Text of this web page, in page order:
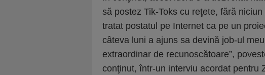
să postez Tik-Toks cu reţete, fără
tratat postatul pe Internet ca pe un
câteva luni a ajuns sa devină job-ul
extraordinar de recunoscătoare”,
conţinut, într-un interviu acordat pentru